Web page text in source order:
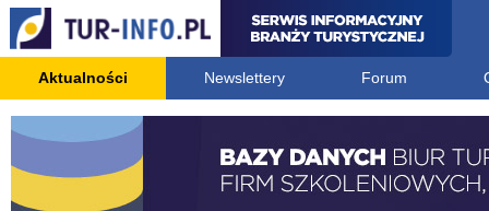
Aktualności Newslettery Forum